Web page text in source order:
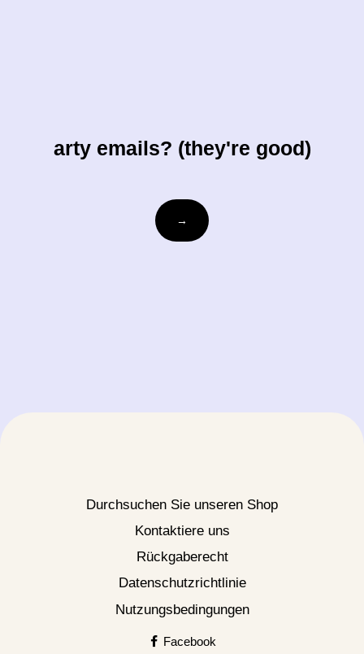
arty emails? (they're good)
ihre-
email@beispiel.com
→
Durchsuchen Sie unseren Shop
Kontaktiere uns
Rückgaberecht
Datenschutzrichtlinie
Nutzungsbedingungen
Facebook